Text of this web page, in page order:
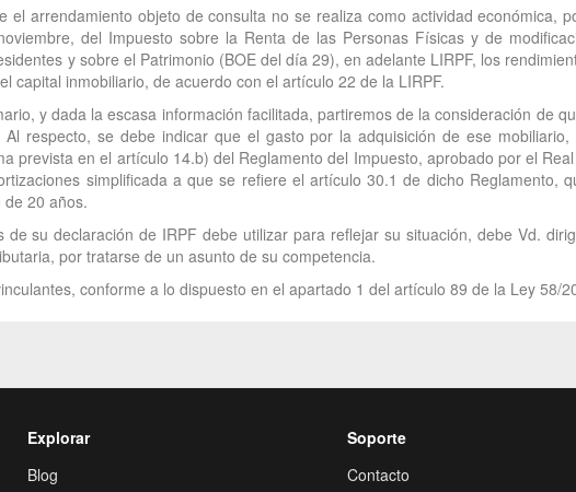
el arrendamiento objeto de consulta no se realiza como actividad económica,
del Impuesto sobre la Renta de las Personas Físicas y de
y sobre el Patrimonio (BOE del día 29), en adelante LIRPF, los
capital inmobiliario, de acuerdo con el artículo 22 de la LIRPF.
y dada la escasa información facilitada, partiremos de la consideración de
respecto, se debe indicar que el gasto por la adquisición de ese
prevista en el artículo 14.b) del Reglamento del Impuesto, aprobado por el
simplificada a que se refiere el artículo 30.1 de dicho Reglamento,
20 años.
de su declaración de IRPF debe utilizar para reflejar su situación, debe Vd.
por tratarse de un asunto de su competencia.
conforme a lo dispuesto en el apartado 1 del artículo 89 de la Ley 58/
Explorar
Blog
Soporte
Contacto